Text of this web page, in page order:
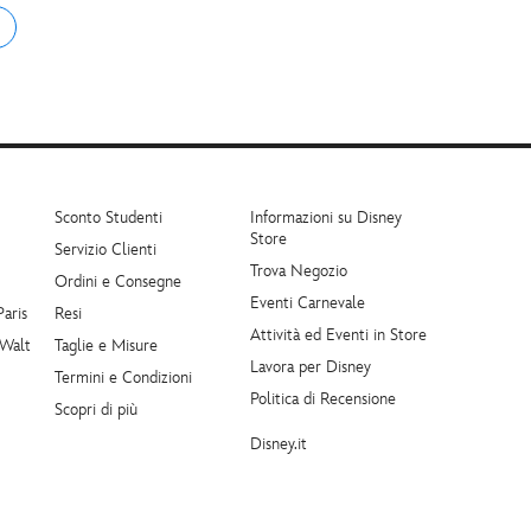
Sconto Studenti
Servizio Clienti
Ordini e Consegne
Resi
Taglie e Misure
Termini e Condizioni
Scopri di più
Informazioni su Disney
Store
Trova Negozio
Eventi Carnevale
Attività ed Eventi in Store
Lavora per Disney
Politica di Recensione
Disney.it